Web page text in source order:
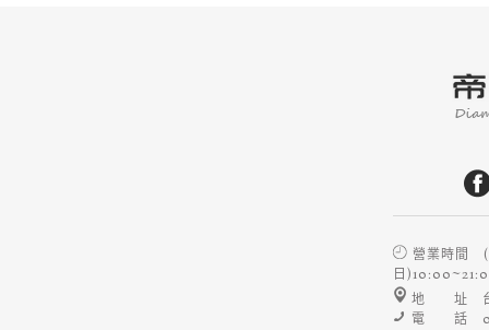
營業時間 (
日
地 址 台
電 話